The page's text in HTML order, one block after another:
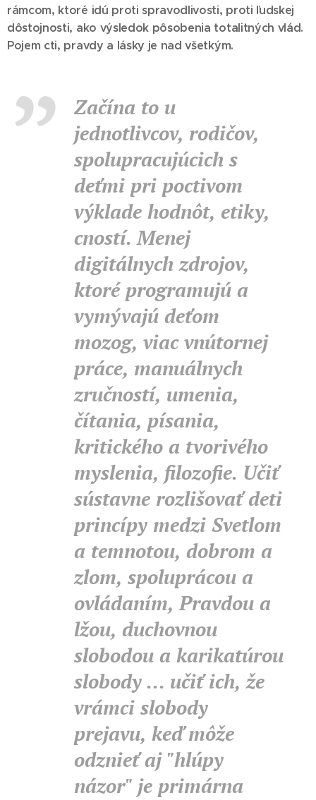
rámcom, ktoré idú proti spravodlivosti, proti ľudskej
dôstojnosti, ako výsledok pôsobenia totalitných vlád.
Pojem cti, pravdy a lásky je nad všetkým.
Začína to u
jednotlivcov, rodičov,
spolupracujúcich s
deťmi pri poctivom
výklade hodnôt, etiky,
cností. Menej
digitálnych zdrojov,
ktoré programujú a
vymývajú deťom
mozog, viac vnútornej
práce, manuálnych
zručností, umenia,
čítania, písania,
kritického a tvorivého
myslenia, filozofie. Učiť
sústavne rozlišovať deti
princípy medzi Svetlom
a temnotou, dobrom a
zlom, spoluprácou a
ovládaním, Pravdou a
lžou, duchovnou
slobodou a karikatúrou
slobody ... učiť ich, že
vrámci slobody
prejavu, keď môže
odznieť aj "hlúpy
názor" je primárna